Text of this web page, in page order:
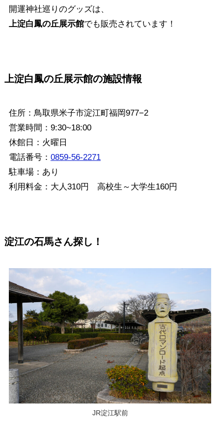
開運神社巡りのグッズは、
上淀白鳳の丘展示館でも販売されています！
上淀白鳳の丘展示館の施設情報
住所：鳥取県米子市淀江町福岡977−2
営業時間：9:30~18:00
休館日：火曜日
電話番号： 0859-56-2271
駐車場：あり
利用料金：大人310円 高校生～大学生160円
淀江の石馬さん探し！
JR淀江駅前